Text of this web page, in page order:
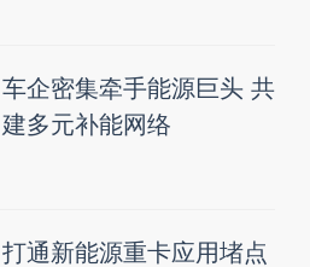
车企密集牵手能源巨头 共
建多元补能网络
打通新能源重卡应用堵点